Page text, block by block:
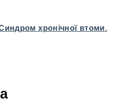
хронічної втоми.